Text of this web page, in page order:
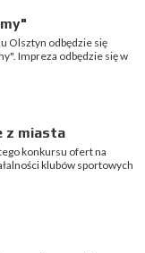
Olsztyn odbędzie się
Impreza odbędzie się w
z miasta
konkursu ofert na
klubów sportowych